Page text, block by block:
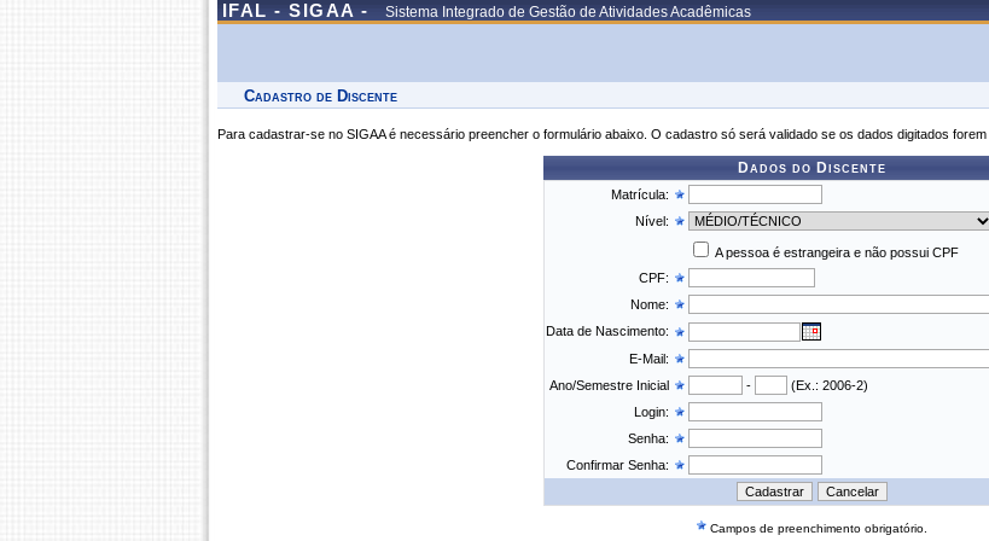
IFAL - SIGAA - Sistema Integrado de Gestão de Atividades Acadêmicas
Cadastro de Discente
Para cadastrar-se no SIGAA é necessário preencher o formulário abaixo. O cadastro só será validado se os dados digitados forem
Dados do Discente
Matrícula:
Nível:
A pessoa é estrangeira e não possui CPF
CPF:
Nome:
Data de Nascimento:
E-Mail:
Ano/Semestre Inicial
-
(Ex.: 2006-2)
Login:
Senha:
Confirmar Senha:
Campos de preenchimento obrigatório.